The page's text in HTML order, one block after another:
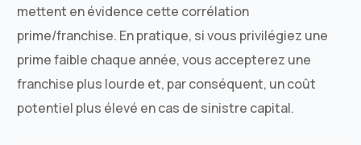
mettent en évidence cette corrélation
prime/franchise. En pratique, si vous privilégiez une
prime faible chaque année, vous accepterez une
franchise plus lourde et, par conséquent, un coût
potentiel plus élevé en cas de sinistre capital.